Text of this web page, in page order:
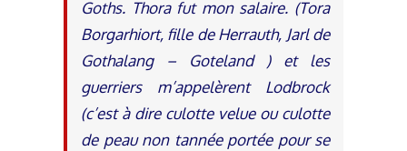
Goths. Thora fut mon salaire. (Tora
Borgarhiort, fille de Herrauth, Jarl de
Gothalang – Goteland ) et les
guerriers m’appelèrent Lodbrock
(c’est à dire culotte velue ou culotte
de peau non tannée portée pour se